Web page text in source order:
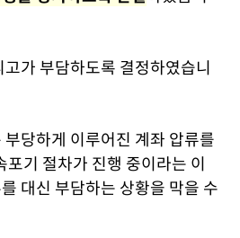
가 부담하도록 결정하였습니
당하게 이루어진 계좌 압류를
기 절차가 진행 중이라는 이
대신 부담하는 상황을 막을 수